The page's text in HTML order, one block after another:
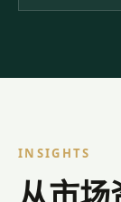
INSIGHTS